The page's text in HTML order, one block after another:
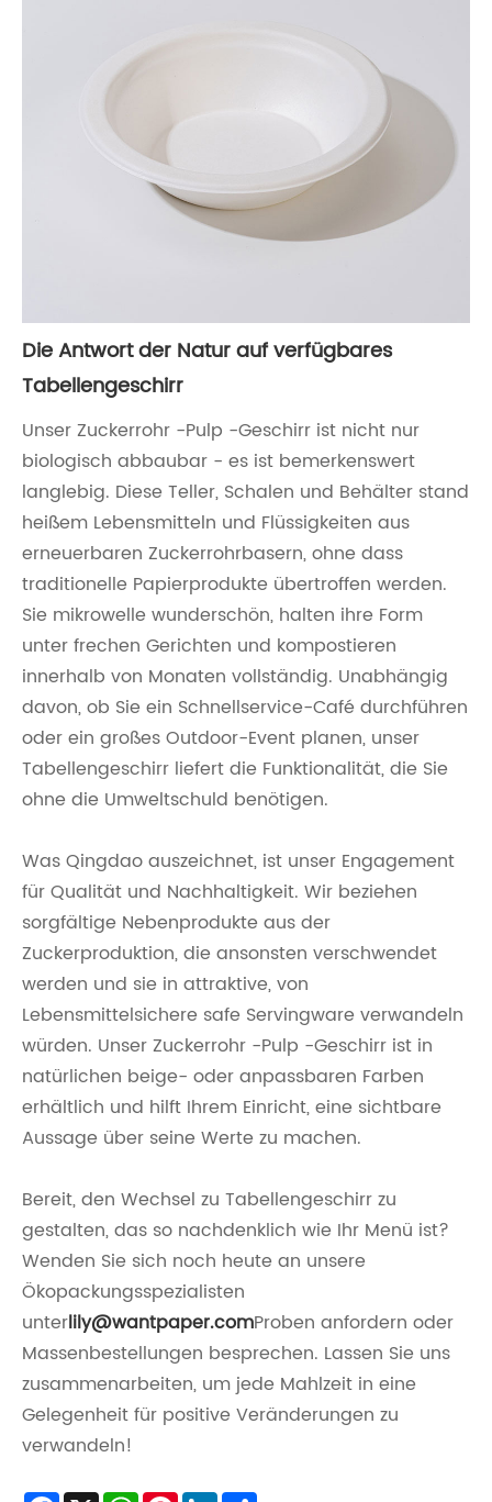
Die Antwort der Natur auf verfügbares
Tabellengeschirr
Unser Zuckerrohr -Pulp -Geschirr ist nicht nur
biologisch abbaubar - es ist bemerkenswert
langlebig. Diese Teller, Schalen und Behälter stand
heißem Lebensmitteln und Flüssigkeiten aus
erneuerbaren Zuckerrohrbasern, ohne dass
traditionelle Papierprodukte übertroffen werden.
Sie mikrowelle wunderschön, halten ihre Form
unter frechen Gerichten und kompostieren
innerhalb von Monaten vollständig. Unabhängig
davon, ob Sie ein Schnellservice-Café durchführen
oder ein großes Outdoor-Event planen, unser
Tabellengeschirr liefert die Funktionalität, die Sie
ohne die Umweltschuld benötigen.
Was Qingdao auszeichnet, ist unser Engagement
für Qualität und Nachhaltigkeit. Wir beziehen
sorgfältige Nebenprodukte aus der
Zuckerproduktion, die ansonsten verschwendet
werden und sie in attraktive, von
Lebensmittelsichere safe Servingware verwandeln
würden. Unser Zuckerrohr -Pulp -Geschirr ist in
natürlichen beige- oder anpassbaren Farben
erhältlich und hilft Ihrem Einricht, eine sichtbare
Aussage über seine Werte zu machen.
Bereit, den Wechsel zu Tabellengeschirr zu
gestalten, das so nachdenklich wie Ihr Menü ist?
Wenden Sie sich noch heute an unsere
Ökopackungsspezialisten
unterlily@wantpaper.comProben anfordern oder
Massenbestellungen besprechen. Lassen Sie uns
zusammenarbeiten, um jede Mahlzeit in eine
Gelegenheit für positive Veränderungen zu
verwandeln!